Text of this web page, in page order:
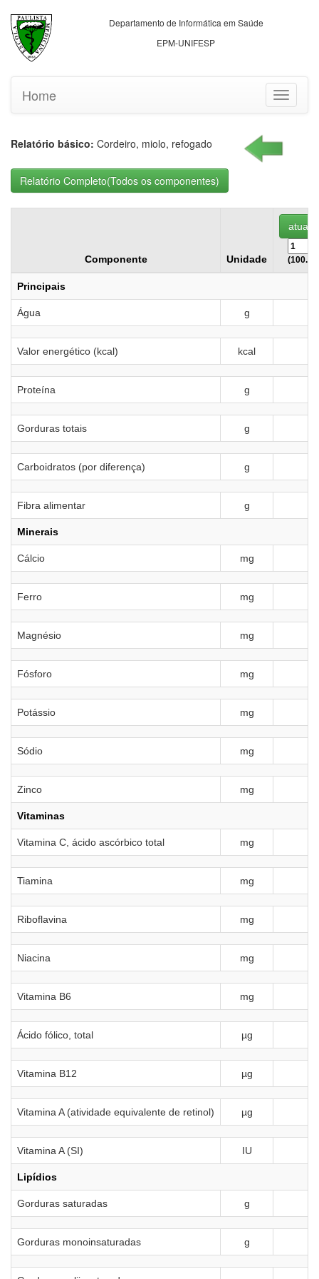
Departamento de Informática em Saúde
EPM-UNIFESP
Toggle
Home
Relatório básico: Cordeiro, miolo, refogado
Componente Unidade (100.00
Principais
Água g
Valor energético (kcal) kcal
Proteína g
Gorduras totais g
Carboidratos (por diferença) g
Fibra alimentar g
Minerais
Cálcio mg
Ferro mg
Magnésio mg
Fósforo mg
Potássio mg
Sódio mg
Zinco mg
Vitaminas
Vitamina C, ácido ascórbico total mg
Tiamina mg
Riboflavina mg
Niacina mg
Vitamina B6 mg
Ácido fólico, total µg
Vitamina B12 µg
Vitamina A (atividade equivalente de retinol) µg
Vitamina A (SI) IU
Lipídios
Gorduras saturadas g
Gorduras monoinsaturadas g